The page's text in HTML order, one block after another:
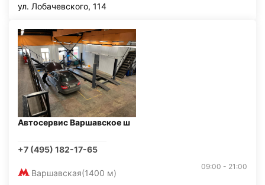
ул. Лобачевского, 114
Автосервис Варшавское ш
+7 (495) 182-17-65
Варшавская(1400 м)
09:00 - 21:00